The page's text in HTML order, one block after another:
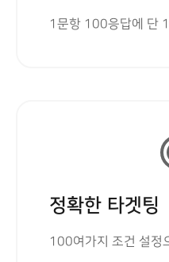
1문항 100응답에 단
정확한 타겟팅
100여가지 조건 설정